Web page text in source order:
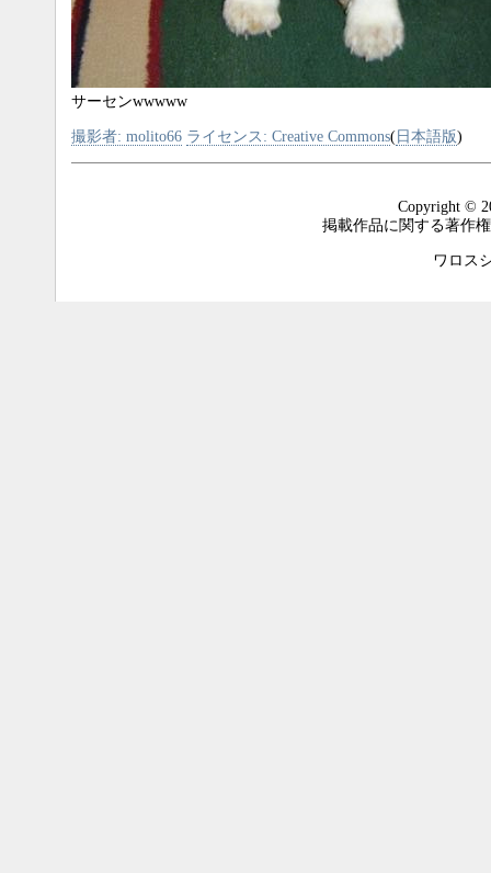
サーセンwwwww
撮影者: molito66 ライセンス: Creative Commons( 日本語版)
Copyright ©
掲載作品に関する著作
ワロス